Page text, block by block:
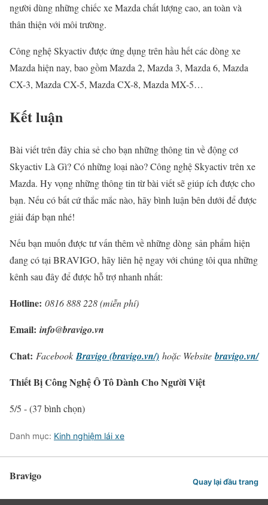
người dùng những chiếc xe Mazda chất lượng cao, an toàn và
thân thiện với môi trường.
Công nghệ Skyactiv được ứng dụng trên hầu hết các dòng xe
Mazda hiện nay, bao gồm Mazda 2, Mazda 3, Mazda 6, Mazda
CX-3, Mazda CX-5, Mazda CX-8, Mazda MX-5…
Kết luận
Bài viết trên đây chia sẻ cho bạn những thông tin về động cơ
Skyactiv Là Gì? Có những loại nào? Công nghệ Skyactiv trên xe
Mazda. Hy vọng những thông tin từ bài viết sẽ giúp ích được cho
bạn. Nếu có bất cứ thắc mắc nào, hãy bình luận bên dưới để được
giải đáp bạn nhé!
Nếu bạn muốn được tư vấn thêm về những dòng sản phẩm hiện
đang có tại BRAVIGO, hãy liên hệ ngay với chúng tôi qua những
kênh sau đây để được hỗ trợ nhanh nhất:
Hotline: 0816 888 228 (miễn phí)
Email: info@bravigo.vn
Chat: Facebook Bravigo (bravigo.vn/) hoặc Websitebravigo.vn/
Thiết Bị Công Nghệ Ô Tô Dành Cho Người Việt
5/5 - (37 bình chọn)
Danh mục: Kinh nghiệm lái xe
Bravigo Quay lại đầu trang